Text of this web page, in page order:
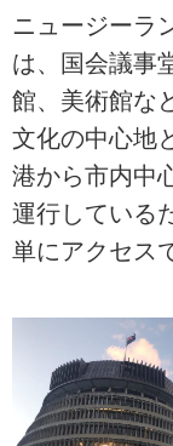
ニュージーラ
は、国会議事
館、美術館な
文化の中心地
港から市内中
運行している
単にアクセス